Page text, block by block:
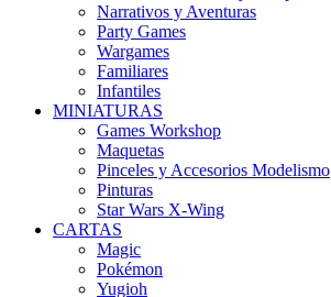
Narrativos y Aventuras
Party Games
Wargames
Familiares
Infantiles
MINIATURAS
Games Workshop
Maquetas
Pinceles y Accesorios Modelismo
Pinturas
Star Wars X-Wing
CARTAS
Magic
Pokémon
Yugioh